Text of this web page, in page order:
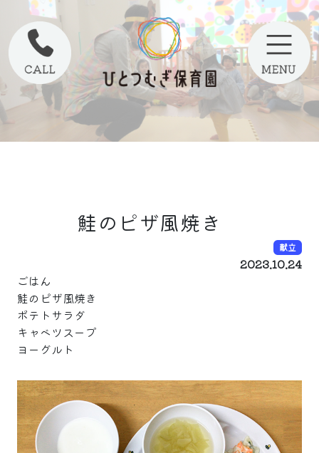
鮭のピザ風焼き
献立
2023.10.24
ごはん
鮭のピザ風焼き
ポテトサラダ
キャベツスープ
ヨーグルト